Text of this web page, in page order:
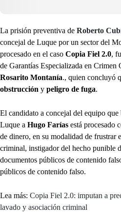
La prisión preventiva de Roberto
concejal de Luque por un sector del
procesado en el caso Copia Fiel 2.0,
de Garantías Especializada en Crimen
Rosarito Montanía., quien concluyó
obstrucción y peligro de fuga.
El candidato a concejal del equipo
Luque a Hugo Farías está procesado
de dinero, en su modalidad de frustrar
criminal, instigador del hecho punible
documentos públicos de contenido
públicos de contenido falso.
Lea más: Copia Fiel 2.0: imputan a
lavado y asociación criminal